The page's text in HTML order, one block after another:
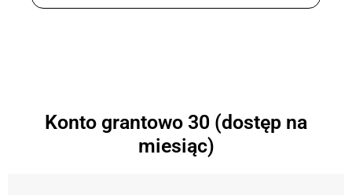
Konto grantowo 30 (dostęp na
miesiąc)